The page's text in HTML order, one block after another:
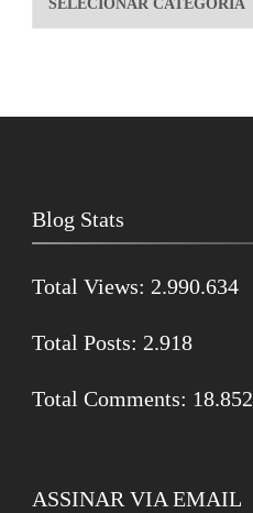
Blog Stats
Total Views: 2.990.634
Total Posts: 2.918
Total Comments: 18.852
ASSINAR VIA EMAIL